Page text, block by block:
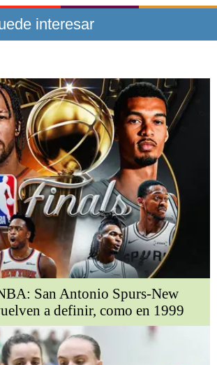
interesar
San Antonio Spurs-New
a definir, como en 1999